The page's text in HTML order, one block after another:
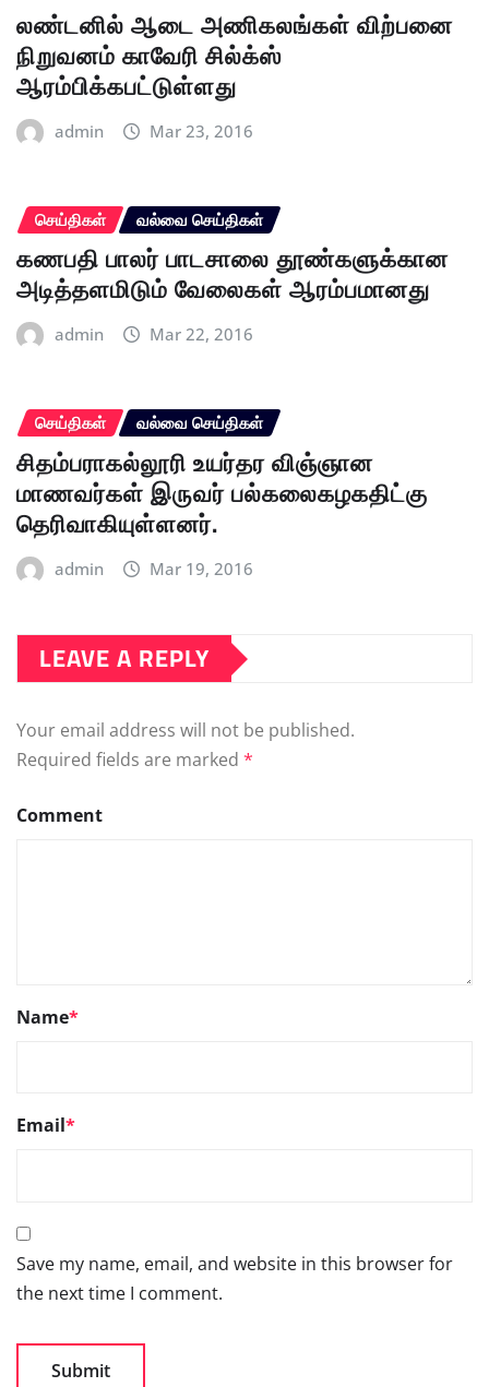
லண்டனில் ஆடை அணிகலங்கள் விற்பனை
நிறுவனம் காவேரி சில்க்ஸ்
ஆரம்பிக்கபட்டுள்ளது
admin Mar 23, 2016
செய்திகள் வல்வை செய்திகள்
கணபதி பாலர் பாடசாலை தூண்களுக்கான
அடித்தளமிடும் வேலைகள் ஆரம்பமானது
admin Mar 22, 2016
செய்திகள் வல்வை செய்திகள்
சிதம்பராகல்லூரி உயர்தர விஞ்ஞான
மாணவர்கள் இருவர் பல்கலைகழகதிட்கு
தெரிவாகியுள்ளனர்.
admin Mar 19, 2016
LEAVE A REPLY
Your email address will not be published.
Required fields are marked *
Comment
Name*
Email*
Save my name, email, and website in this browser for
the next time I comment.